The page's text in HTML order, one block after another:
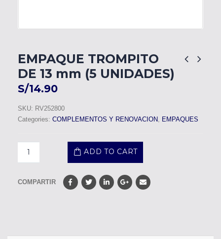
EMPAQUE TROMPITO
DE 13 mm (5 UNIDADES)
S/14.90
SKU: RV252800
Categories: COMPLEMENTOS Y RENOVACION, EMPAQUES
ADD TO CART
COMPARTIR